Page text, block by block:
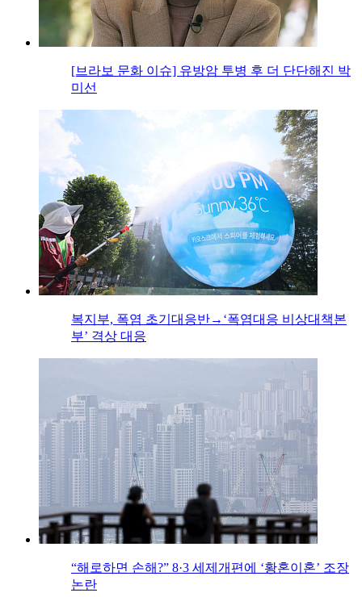
[브라보 문화 이슈] 유방암 투병 후 더 단단해진 박
미선
복지부, 폭염 초기대응반→‘폭염대응 비상대책본
부’ 격상 대응
“해로하면 손해?” 8·3 세제개편에 ‘황혼이혼’ 조장
논란